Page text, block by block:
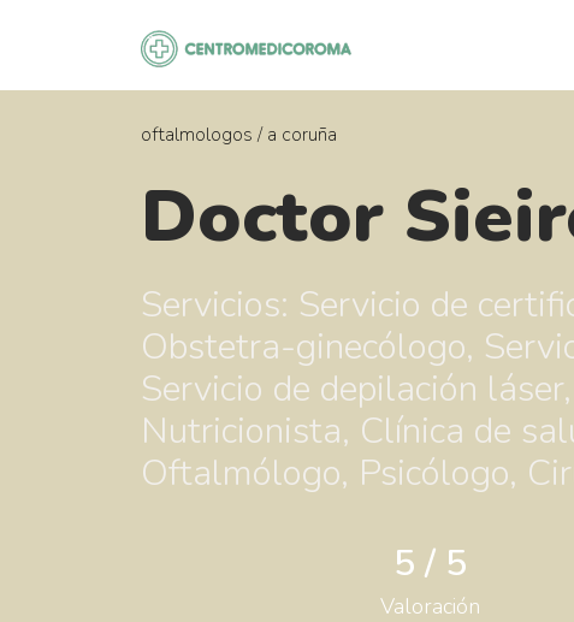
oftalmologos / a coruña
Doctor
Servicios: Servicio de
Obstetra-ginecólogo,
Servicio de depilación
Nutricionista, Clínica de
Oftalmólogo, Psicólogo,
5 / 5
Valoración